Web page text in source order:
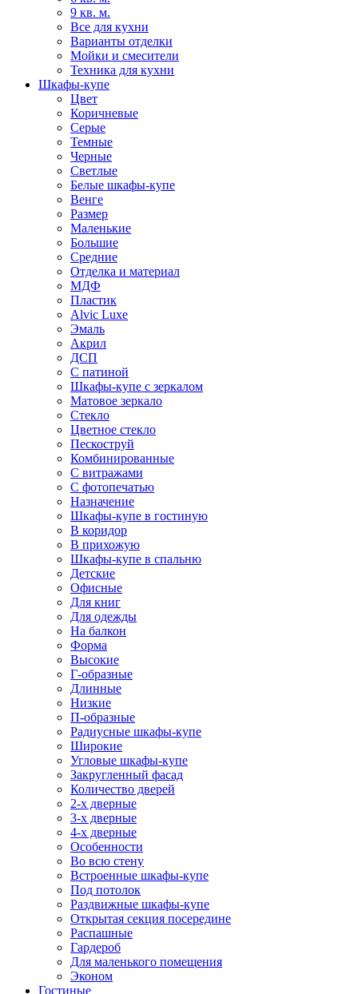
9 кв. м.
Все для кухни
Варианты отделки
Мойки и смесители
Техника для кухни
Шкафы-купе
Цвет
Коричневые
Серые
Темные
Черные
Светлые
Белые шкафы-купе
Венге
Размер
Маленькие
Большие
Средние
Отделка и материал
МДФ
Пластик
Alvic Luxe
Эмаль
Акрил
ДСП
С патиной
Шкафы-купе с зеркалом
Матовое зеркало
Стекло
Цветное стекло
Пескоструй
Комбинированные
С витражами
С фотопечатью
Назначение
Шкафы-купе в гостиную
В коридор
В прихожую
Шкафы-купе в спальню
Детские
Офисные
Для книг
Для одежды
На балкон
Форма
Высокие
Г-образные
Длинные
Низкие
П-образные
Радиусные шкафы-купе
Широкие
Угловые шкафы-купе
Закругленный фасад
Количество дверей
2-х дверные
3-х дверные
4-х дверные
Особенности
Во всю стену
Встроенные шкафы-купе
Под потолок
Раздвижные шкафы-купе
Открытая секция посередине
Распашные
Гардероб
Для маленького помещения
Эконом
Гостиные